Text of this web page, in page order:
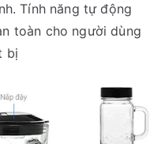
Tính năng tự động
toàn cho người dùng
bị